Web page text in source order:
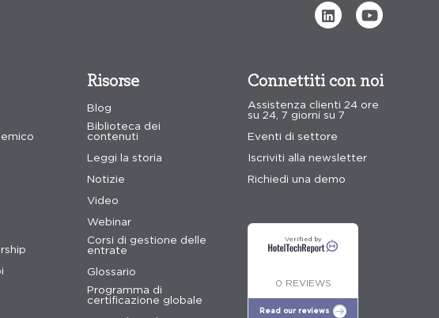
Risorse
Blog
Biblioteca dei
contenuti
Leggi la storia
Notizie
Video
Webinar
Corsi di gestione delle
entrate
Glossario
Programma di
certificazione globale
Connettiti con noi
Assistenza clienti 24 ore
su 24, 7 giorni su 7
Eventi di settore
Iscriviti alla newsletter
Richiedi una demo
Verified by
0 REVIEWS
Read our reviews